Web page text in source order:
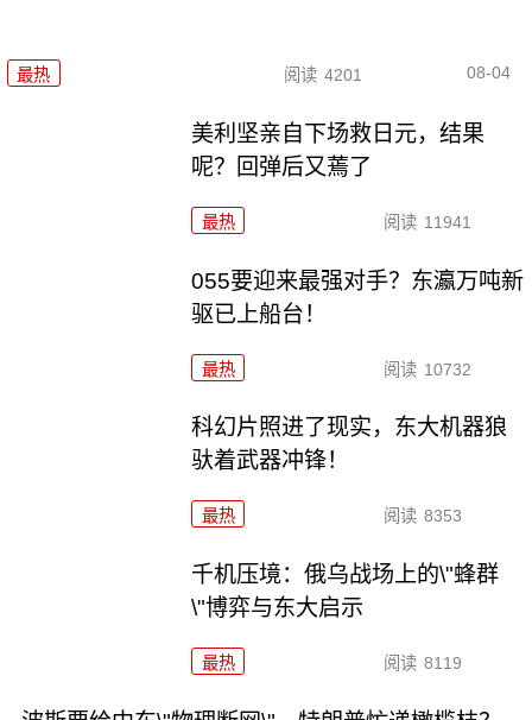
最热 阅读 4201 08-04
美利坚亲自下场救日元，结果
呢？回弹后又蔫了
最热 阅读 11941
055要迎来最强对手？东瀛万吨新
驱已上船台！
最热 阅读 10732
科幻片照进了现实，东大机器狼
驮着武器冲锋！
最热 阅读 8353
千机压境：俄乌战场上的\"蜂群
\"博弈与东大启示
最热 阅读 8119